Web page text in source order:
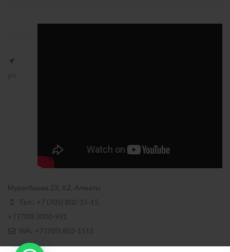
ул.
Муратбаева 23, KZ, Алматы
Тел.: +7 (705) 802-15-15
+7 (700) 3000-931
WA: +7 (705) 802-1515